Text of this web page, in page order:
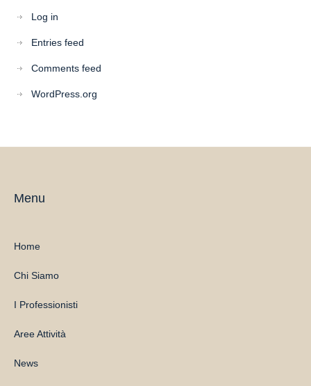
Log in
Entries feed
Comments feed
WordPress.org
Menu
Home
Chi Siamo
I Professionisti
Aree Attività
News